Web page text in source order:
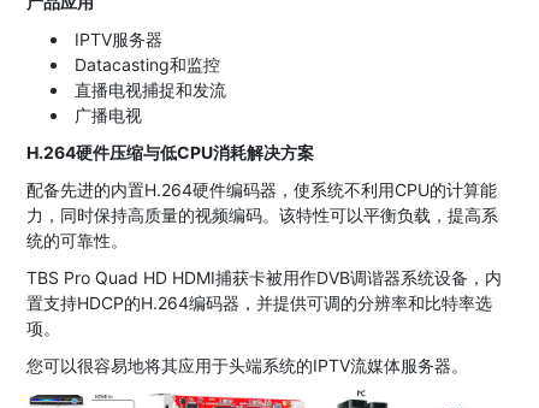
IPTV服务器
Datacasting和监控
直播电视捕捉和发流
广播电视
H.264硬件压缩与低CPU消耗解决方案
配备先进的内置H.264硬件编码器，使系统不利用CPU的计算能
力，同时保持高质量的视频编码。该特性可以平衡负载，提高系
统的可靠性。
TBS Pro Quad HD HDMI捕获卡被用作DVB调谐器系统设备，内
置支持HDCP的H.264编码器，并提供可调的分辨率和比特率选
项。
您可以很容易地将其应用于头端系统的IPTV流媒体服务器。